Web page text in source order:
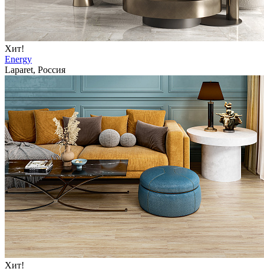
Хит!
Energy
Laparet, Россия
Хит!